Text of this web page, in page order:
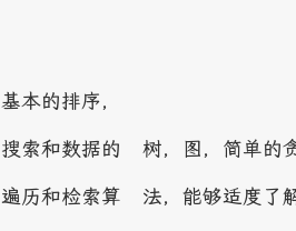
基本的排序，
搜索和数据的
遍历和检索算
树，图，简单的
法，能够适度了